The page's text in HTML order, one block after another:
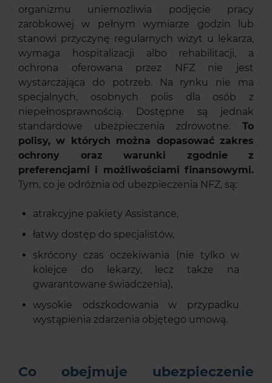
organizmu uniemożliwia podjęcie pracy
zarobkowej w pełnym wymiarze godzin lub
stanowi przyczynę regularnych wizyt u lekarza,
wymaga hospitalizacji albo rehabilitacji, a
ochrona oferowana przez NFZ nie jest
wystarczająca do potrzeb. Na rynku nie ma
specjalnych, osobnych polis dla osób z
niepełnosprawnością. Dostępne są jednak
standardowe ubezpieczenia zdrowotne. To
polisy, w których można dopasować zakres
ochrony oraz warunki zgodnie z
preferencjami i możliwościami finansowymi.
Tym, co je odróżnia od ubezpieczenia NFZ, są:
atrakcyjne pakiety Assistance,
łatwy dostęp do specjalistów,
skrócony czas oczekiwania (nie tylko w
kolejce do lekarzy, lecz także na
gwarantowane świadczenia),
wysokie odszkodowania w przypadku
wystąpienia zdarzenia objętego umową.
Co obejmuje ubezpieczenie